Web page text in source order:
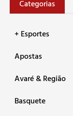
Categorias
+ Esportes
Apostas
Avaré & Região
Basquete